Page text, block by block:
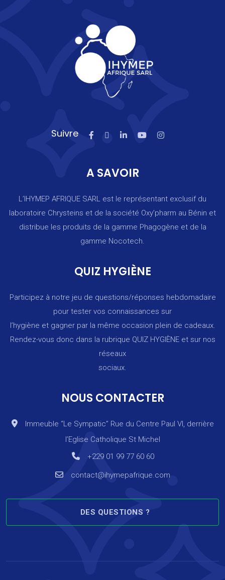
Suivre
A SAVOIR
L’IHYMEP AFRIQUE SARL est le représentant exclusif du
laboratoire Chrysteins et de la société Oxy’pharm au Bénin et
distribue les produits de la gamme Phagogène et de la
gamme Nocotech.
QUIZ HYGIÈNE
Participez à notre jeu de questions/réponses hebdomadaire
pour tester vos connaissances sur
l’hygiène et gagner par la même occasion plein de cadeaux.
Rendez-vous donc dans la rubrique QUIZ HYGIÈNEet sur nos
réseaux
sociaux.
NOUS CONTACTER
Immeuble “Le Sympatic” Rue du Centre Paul VI, derrière
l’Eglise Catholique St Michel
+229 01 99 77 60 60
contact@ihymepafrique.com
DES QUESTIONS ?